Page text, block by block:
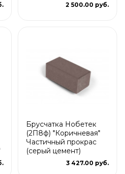
2 500.00 руб.
Брусчатка Нобетек
(2П8ф) "Коричневая"
Частичный прокрас
(серый цемент)
3 427.00 руб.